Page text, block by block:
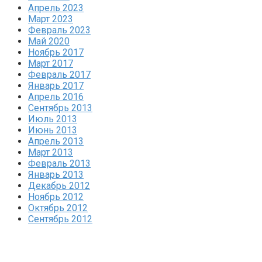
Апрель 2023
Март 2023
Февраль 2023
Май 2020
Ноябрь 2017
Март 2017
Февраль 2017
Январь 2017
Апрель 2016
Сентябрь 2013
Июль 2013
Июнь 2013
Апрель 2013
Март 2013
Февраль 2013
Январь 2013
Декабрь 2012
Ноябрь 2012
Октябрь 2012
Сентябрь 2012